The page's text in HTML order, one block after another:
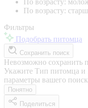
По возрасту:
Фильтры
Подобрать питомца
Сохранить поиск
Невозможно сохранить
Укажите Тип питомца и
параметры вашего
Понятно
Поделиться